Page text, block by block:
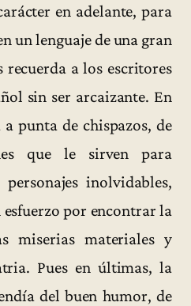
en adelante, para
un lenguaje de una gran
recuerda a los escritores
sin ser arcaizante. En
punta de chispazos, de
que le sirven para
inolvidables,
esfuerzo por encontrar la
miserias materiales y
Pues en últimas, la
del buen humor, de